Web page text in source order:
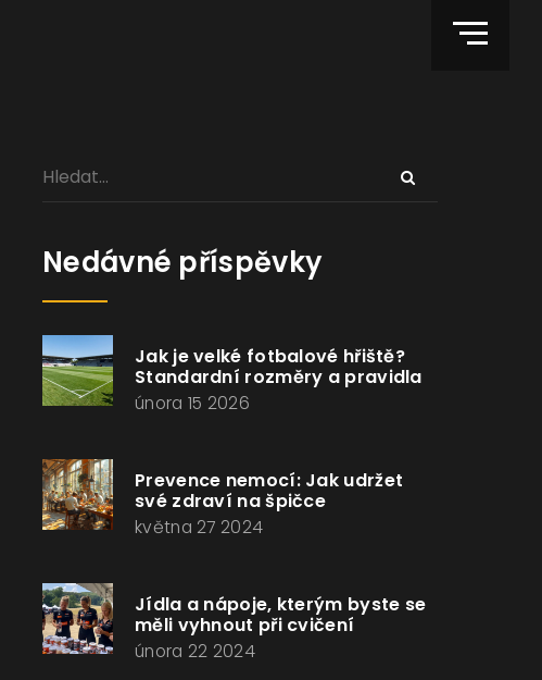
Nedávné příspěvky
Jak je velké fotbalové hřiště?
Standardní rozměry a pravidla
února 15 2026
Prevence nemocí: Jak udržet
své zdraví na špičce
května 27 2024
Jídla a nápoje, kterým byste se
měli vyhnout při cvičení
února 22 2024